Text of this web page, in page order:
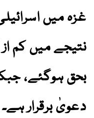
غزہ میں
بحق ہوگئے،
دعویٰ برقرار ہے۔